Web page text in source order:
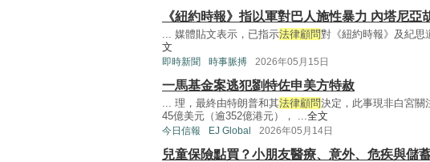
《紐約時報》指以軍對巴人施性暴力 內塔尼亞
... 媒體貼文表示，已指示法律顧問對《紐約時報》及紀思
文
即時新聞 時事脈搏 2026年05月15日
一馬基金案逃犯劉特佐申美方特赦
... 理，最終由特朗普和其法律顧問決定，此事現非白宮關
45億美元（逾352億港元）， ...全文
今日信報 EJ Global 2026年05月14日
兒童保險點買？小朋友醫療、意外、危疾與儲